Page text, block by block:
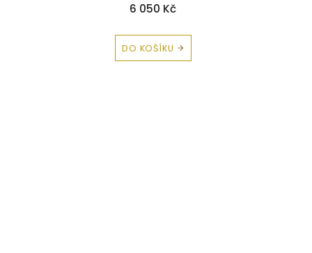
6 050 Kč
DO KOŠÍKU